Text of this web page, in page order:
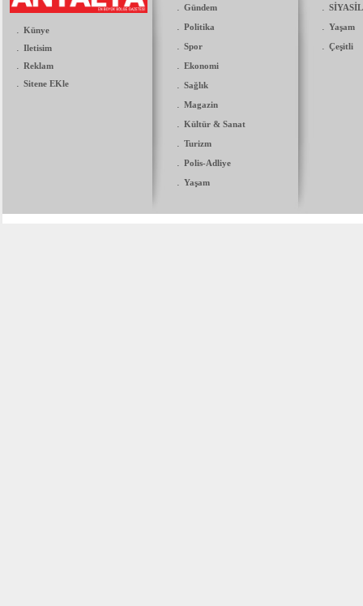
. Künye
. Iletisim
. Reklam
. Sitene EKle
. Gündem
. Politika
. Spor
. Ekonomi
. Sağlık
. Magazin
. Kültür & Sanat
. Turizm
. Polis-Adliye
. Yaşam
.
. Yaşam
. Çeşitli